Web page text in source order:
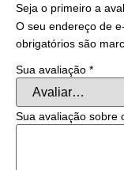
Seja o primeiro a
O seu endereço de
obrigatórios são
Sua avaliação *
Sua avaliação sobre